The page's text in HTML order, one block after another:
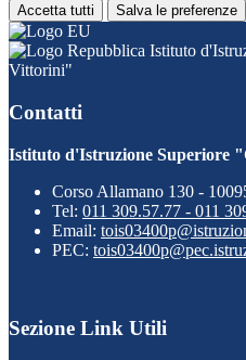
Accetta tutti Salva le preferenze
Istituto
Vittorini"
Contatti
Istituto d'Istruzione Superiore
Corso Allamano 130 -
Tel: 011 309.57.77 - 011
Email:
PEC:
Sezione Link Utili